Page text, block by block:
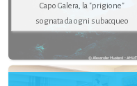
Capo Galera, la "prigione"
sognata da ogni subacqueo